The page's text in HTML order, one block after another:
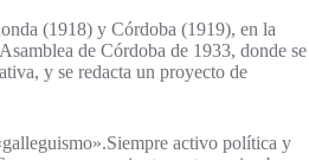
(1918) y Córdoba (1919), en la
de Córdoba de 1933, donde se
y se redacta un proyecto de
activo política y